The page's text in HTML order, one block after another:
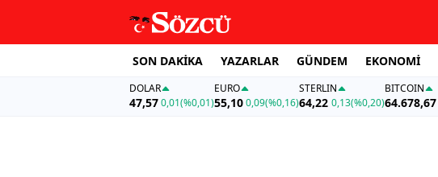
SON DAKİKA YAZARLAR GÜNDEM EKONOMİ
DOLAR
47,570,01(%0,01)
EURO
55,10 0,09(%0,16)
STERLIN
64,22 0,13(%0,20)
BITCOIN
64.678,67